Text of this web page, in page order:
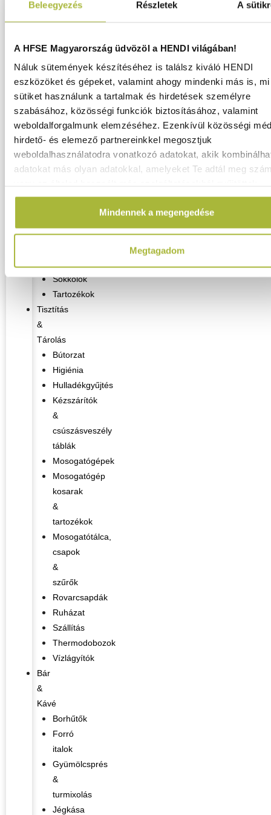
Beleegyezés Részletek A
A HFSE Magyarország üdvözöl a HENDI világában!
Náluk sütemények készítéséhez is találsz kiváló HENDI
eszközöket és gépeket, valamint ahogy mindenki más is,
sütiket használunk a tartalmak és hirdetések személyre
szabásához, közösségi funkciók biztosításához, valamint
weboldalforgalmunk elemzéséhez. Ezenkívül közösségi
hirdető- és elemező partnereinkkel megosztjuk
weboldalhasználatodra vonatkozó adatokat, akik
adatokat más olyan adatokkal, amelyeket Te adtál meg
Mindennek a megengedése
Megtagadom
Vágóeszközök,
szeletelők
reszelők
Vákuumcsomagolás
Hűtők
&
Fagyasztók
Bárhűtők
Hűtőpultok
&
fagyasztók
Hűtővitrinek
Sokkolók
Tartozékok
Tisztítás
&
Tárolás
Bútorzat
Higiénia
Hulladékgyűjtés
Kézszárítók
&
csúszásveszély
táblák
Mosogatógépek
Mosogatógép
kosarak
&
tartozékok
Mosogatótálca,
csapok
&
szűrők
Rovarcsapdák
Ruházat
Szállítás
Thermodobozok
Vízlágyítók
Bár
&
Kávé
Borhűtők
Forró
italok
Gyümölcsprés
&
turmixolás
Jégkása